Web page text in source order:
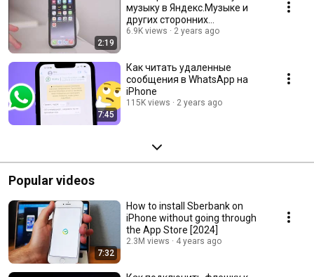
2:19
музыку в Яндекс.Музыке и
других сторонних
приложениях
6.9K views 2 years ago
7:45
Как читать удаленные
сообщения в WhatsApp на
iPhone
115K views 2 years ago
Popular videos
7:32
How to install Sberbank on
iPhone without going through
the App Store [2024]
2.3M views 4 years ago